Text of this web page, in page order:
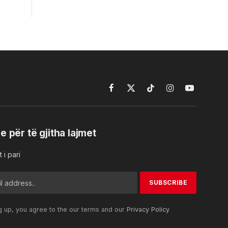
Facebook
X
TikTokInstagramYouTube
për të gjitha lajmet
i pari
up, you agree to the our terms and our Privacy Policy